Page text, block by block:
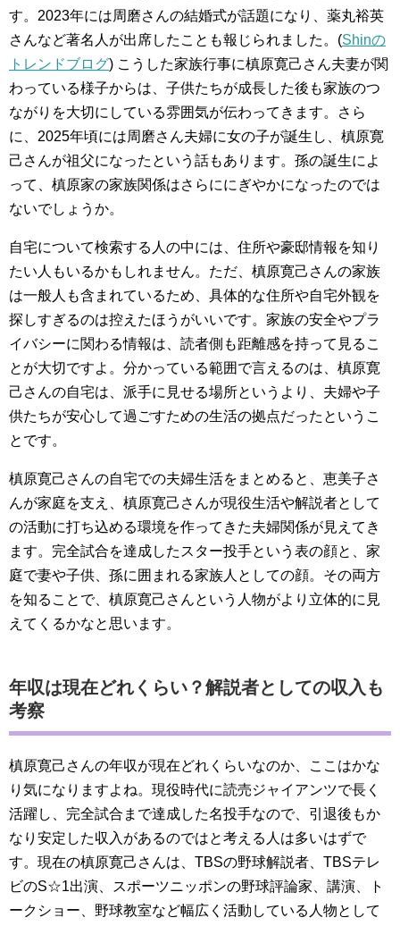
す。2023年には周磨さんの結婚式が話題になり、薬丸裕英
さんなど著名人が出席したことも報じられました。(Shinの
トレンドブログ) こうした家族行事に槙原寛己さん夫妻が関
わっている様子からは、子供たちが成長した後も家族のつ
ながりを大切にしている雰囲気が伝わってきます。さら
に、2025年頃には周磨さん夫婦に女の子が誕生し、槙原寛
己さんが祖父になったという話もあります。孫の誕生によ
って、槙原家の家族関係はさらににぎやかになったのでは
ないでしょうか。
自宅について検索する人の中には、住所や豪邸情報を知り
たい人もいるかもしれません。ただ、槙原寛己さんの家族
は一般人も含まれているため、具体的な住所や自宅外観を
探しすぎるのは控えたほうがいいです。家族の安全やプラ
イバシーに関わる情報は、読者側も距離感を持って見るこ
とが大切ですよ。分かっている範囲で言えるのは、槙原寛
己さんの自宅は、派手に見せる場所というより、夫婦や子
供たちが安心して過ごすための生活の拠点だったというこ
とです。
槙原寛己さんの自宅での夫婦生活をまとめると、恵美子さ
んが家庭を支え、槙原寛己さんが現役生活や解説者として
の活動に打ち込める環境を作ってきた夫婦関係が見えてき
ます。完全試合を達成したスター投手という表の顔と、家
庭で妻や子供、孫に囲まれる家族人としての顔。その両方
を知ることで、槙原寛己さんという人物がより立体的に見
えてくるかなと思います。
年収は現在どれくらい？解説者としての収入も
考察
槙原寛己さんの年収が現在どれくらいなのか、ここはかな
り気になりますよね。現役時代に読売ジャイアンツで長く
活躍し、完全試合まで達成した名投手なので、引退後もか
なり安定した収入があるのではと考える人は多いはずで
す。現在の槙原寛己さんは、TBSの野球解説者、TBSテレ
ビのS☆1出演、スポーツニッポンの野球評論家、講演、ト
ークショー、野球教室など幅広く活動している人物として